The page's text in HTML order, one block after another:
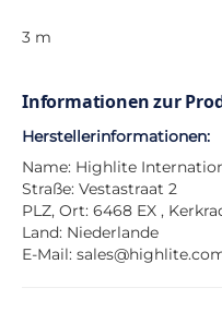
3 m
Informationen zur
Herstellerinformationen:
Name: Highlite
Straße: Vestastraat 2
PLZ, Ort: 6468 EX ,
Land: Niederlande
E-Mail: